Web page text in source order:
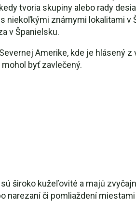
tvoria skupiny alebo rady
niekoľkými známymi lokalitami v
v Španielsku.
Amerike, kde je hlásený
byť zavlečený.
široko kužeľovité a majú
narezaní či pomliaždení